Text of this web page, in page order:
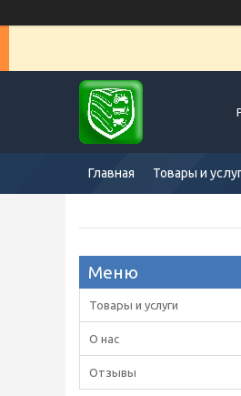
Главная Товары и
Товары и услуги
О нас
Отзывы